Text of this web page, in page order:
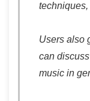
Users also
can
music in